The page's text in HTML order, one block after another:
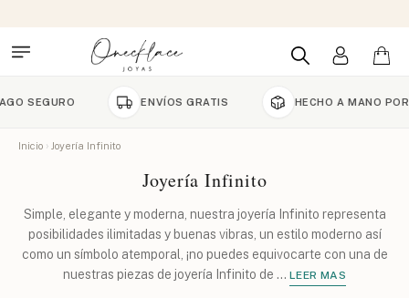
ENVÍOS GRATIS HECHO A MANO POR
Inicio Joyería Infinito
Joyería Infinito
Simple, elegante y moderna, nuestra joyería Infinito representa
posibilidades ilimitadas y buenas vibras, un estilo moderno así
como un símbolo atemporal, ¡no puedes equivocarte con una de
nuestras piezas de joyería Infinito de ... LEER MAS